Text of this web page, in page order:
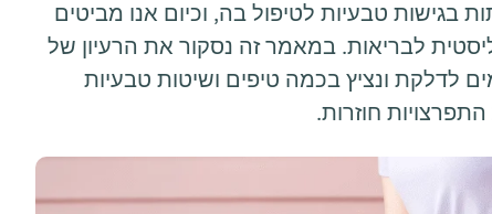
בגישות טבעיות לטיפול בה, וכיום אנו מביטים
לבריאות. במאמר זה נסקור את הרעיון של
לדלקת ונציץ בכמה טיפים ושיטות טבעיות
חוזרות.